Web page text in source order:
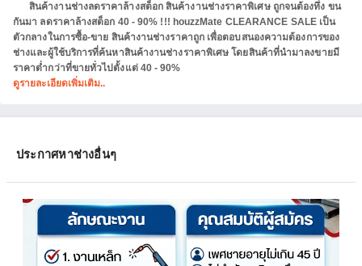
สินค้างานช่างลดราคาล้างสต็อก สินค้างานช่างราคาพิเศษ ถูกจนต้องทึ่ง ขน
กันมา ลดราคาล้างสต็อก 40 - 90% !!! houzzMate CLEARANCE SALE เป็น
ตัวกลางในการซื้อ-ขาย สินค้างานช่างราคาถูก เพื่อตอบสนองความต้องการของ
ช่างและผู้ใช้บริการที่ค้นหาสินค้างานช่างราคาพิเศษ โดยสินค้าที่นำมาลงขายมี
ราคาต่ำกว่าที่ขายทั่วไปตั้งแต่ 40 - 90%
ดูรายละเอียดเพิ่มเติม..
ประกาศหาช่างอื่นๆ